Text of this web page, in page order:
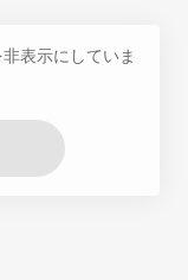
表示にしていま